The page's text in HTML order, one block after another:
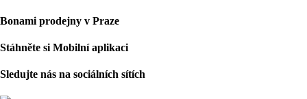
Bonami prodejny v Praze
Stáhněte si Mobilní aplikaci
Sledujte nás na sociálních sítích